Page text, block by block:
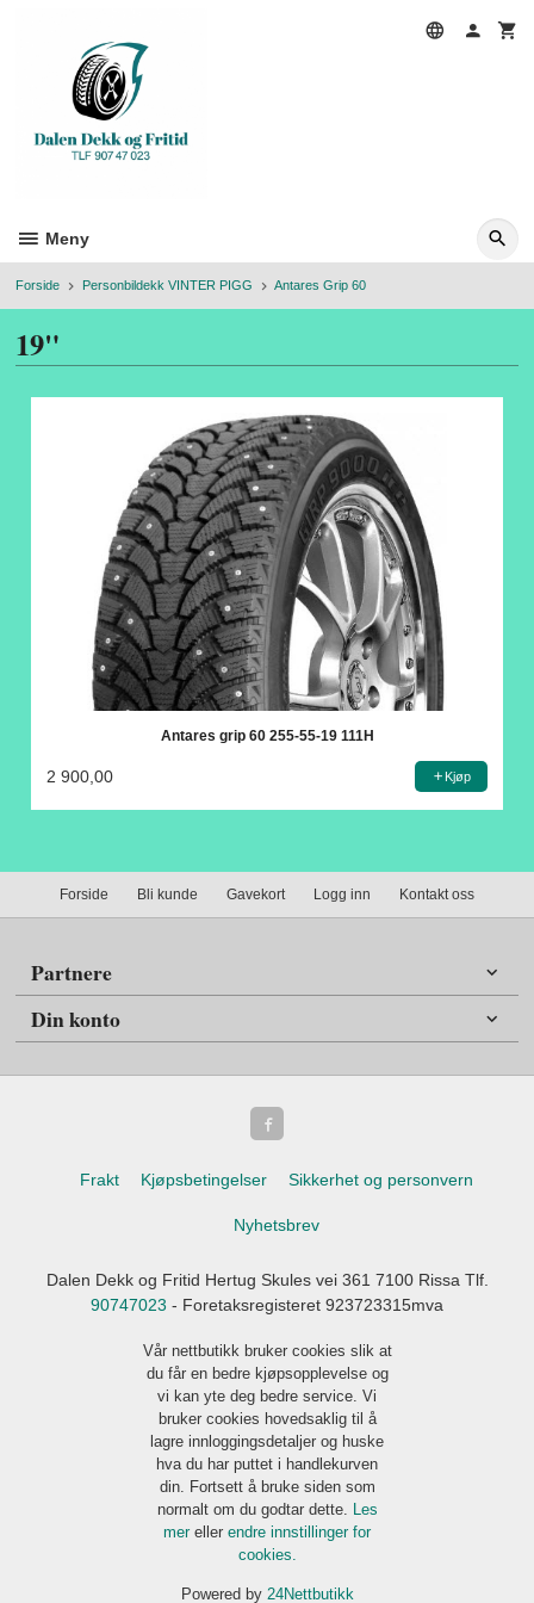
Meny
Forside Personbildekk VINTER PIGG Antares Grip 60
19"
Antares grip 60 255-55-19 111H
2 900,00 Kjøp
Forside Bli kunde Gavekort Logg inn Kontakt oss
Partnere
Din konto
Frakt Kjøpsbetingelser Sikkerhet og personvern
Nyhetsbrev
Dalen Dekk og Fritid Hertug Skules vei 361 7100 Rissa Tlf.
90747023 - Foretaksregisteret 923723315mva
Vår nettbutikk bruker cookies slik at
du får en bedre kjøpsopplevelse og
vi kan yte deg bedre service. Vi
bruker cookies hovedsaklig til å
lagre innloggingsdetaljer og huske
hva du har puttet i handlekurven
din. Fortsett å bruke siden som
normalt om du godtar dette.
Les
mer eller endre innstillinger for
cookies.
Powered by 24Nettbutikk